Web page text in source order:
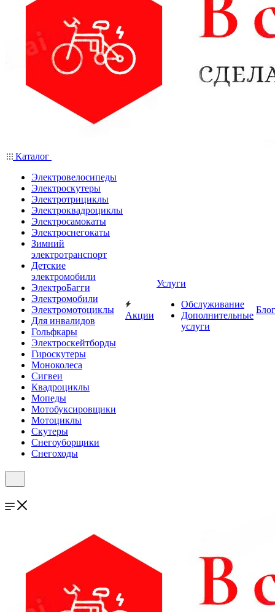
Каталог
Электровелосипеды
Электроскутеры
Электротрициклы
Электроквадроциклы
Электросамокаты
Электроснегокаты
Зимний
электротранспорт
Детские
электромобили
ЭлектроБагги
Электромобили
Электромотоциклы
Для инвалидов
Гольфкары
Электроскейтборды
Гироскутеры
Моноколеса
Сигвеи
Квадроциклы
Мопеды
Мотобуксировщики
Мотоциклы
Скутеры
Снегоуборщики
Снегоходы
Акции
Услуги
Обслуживание
Дополнительные
услуги
Блог